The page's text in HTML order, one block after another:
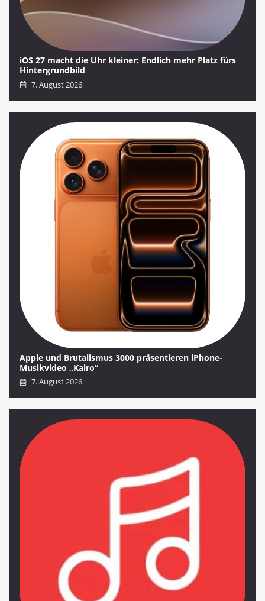
iOS 27 macht die Uhr kleiner: Endlich mehr Platz fürs
Hintergrundbild
7. August 2026
Apple und Brutalismus 3000 präsentieren iPhone-
Musikvideo „Kairo“
7. August 2026